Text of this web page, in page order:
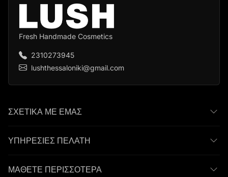
Fresh Handmade Cosmetics
2310273945
lushthessaloniki@gmail.com
ΣΧΕΤΙΚΆ ΜΕ ΈΜΑΣ
ΥΠΗΡΕΣΊΕΣ ΠΕΛΆΤΗ
ΜΆΘΕΤΕ ΠΕΡΙΣΣΌΤΕΡΑ